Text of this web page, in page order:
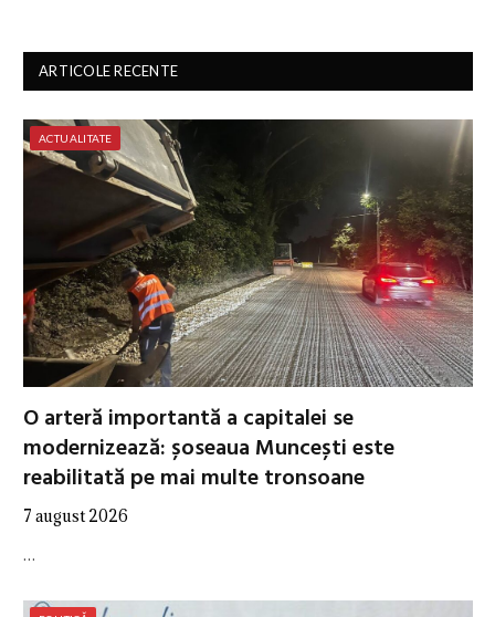
ARTICOLE RECENTE
ACTUALITATE
O arteră importantă a capitalei se
modernizează: șoseaua Muncești este
reabilitată pe mai multe tronsoane
7 august 2026
…